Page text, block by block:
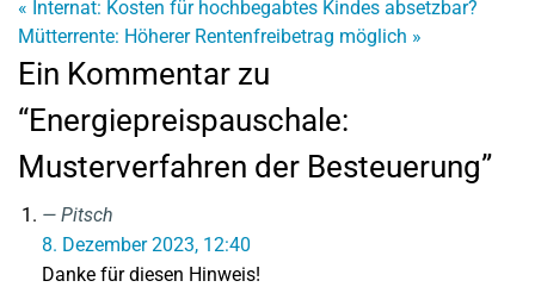
« Internat: Kosten für hochbegabtes Kindes absetzbar?
Mütterrente: Höherer Rentenfreibetrag möglich »
Ein Kommentar zu
“Energiepreispauschale:
Musterverfahren der Besteuerung”
Pitsch
8. Dezember 2023, 12:40
Danke für diesen Hinweis!